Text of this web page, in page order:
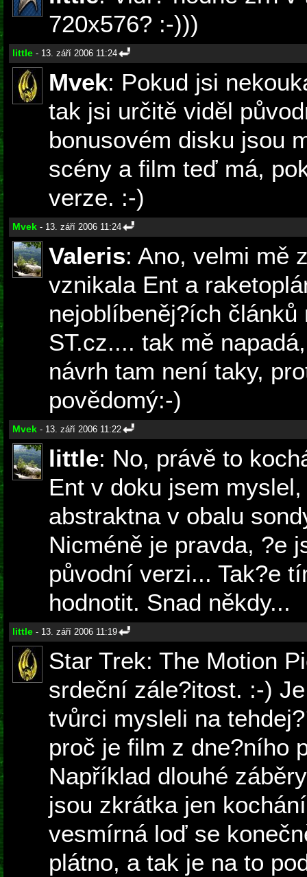
720x576? :-)))
little - 13. září 2006 11:24
Mvek: Pokud jsi
tak jsi určitě viděl
bonusovém disku jsou
scény a film teď má,
verze. :-)
Mvek - 13. září 2006 11:24
Valeris: Ano, velmi mě
vznikala Ent a
nejoblíbeněj?ích
ST.cz.... tak mě
návrh tam není taky,
povědomý:-)
Mvek - 13. září 2006 11:22
little: No, právě to
Ent v doku jsem
abstraktna v obalu
Nicméně je pravda, ?e
původní verzi... Tak?e
hodnotit. Snad někdy...
little - 13. září 2006 11:19
Star Trek: The Motion
srdeční zále?itost. :-)
tvůrci mysleli na
proč je film z dne?ního
Například dlouhé
jsou zkrátka jen
vesmírná loď se
plátno, a tak je na to